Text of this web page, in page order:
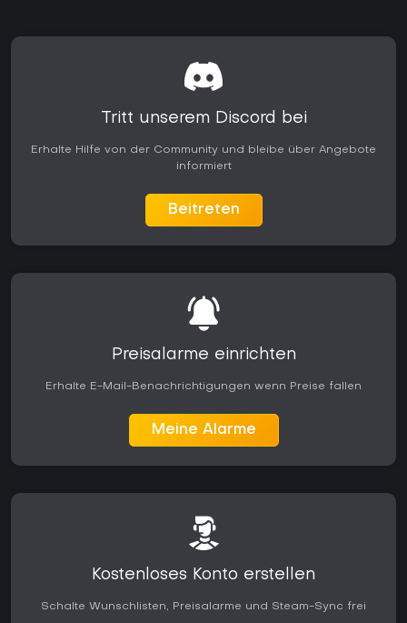
Tritt unserem Discord bei
Erhalte Hilfe von der Community und bleibe über Angebote
informiert
Beitreten
Preisalarme einrichten
Erhalte E-Mail-Benachrichtigungen wenn Preise fallen
Meine Alarme
Kostenloses Konto erstellen
Schalte Wunschlisten, Preisalarme und Steam-Sync frei